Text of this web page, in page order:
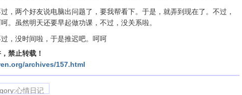
，两个好友说电脑出问题了，要我帮看下。于是，就弄到现在了。不过，
。虽然明天还要早起做功课，不过，没关系啦。
，没时间啦，于是推迟吧。呵呵
禁止转载！
archives/157.html
心情日记